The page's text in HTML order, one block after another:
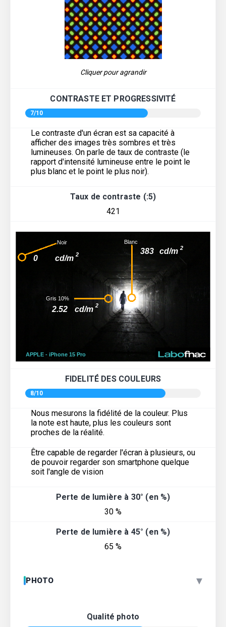
Cliquer pour agrandir
CONTRASTE ET PROGRESSIVITÉ
7/10
Le contraste d'un écran est sa capacité à
afficher des images très sombres et très
lumineuses. On parle de taux de contraste (le
rapport d'intensité lumineuse entre le point le
plus blanc et le point le plus noir).
Taux de contraste (:5)
421
FIDELITÉ DES COULEURS
8/10
Nous mesurons la fidélité de la couleur. Plus
la note est haute, plus les couleurs sont
proches de la réalité.
Être capable de regarder l'écran à plusieurs, ou
de pouvoir regarder son smartphone quelque
soit l'angle de vision
Perte de lumière à 30° (en %)
30 %
Perte de lumière à 45° (en %)
65 %
PHOTO ▾
Qualité photo